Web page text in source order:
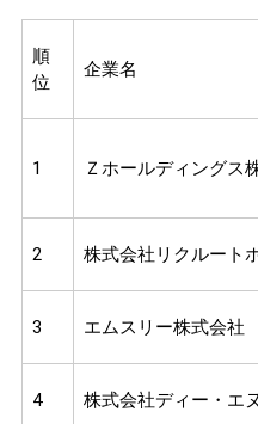
順
位
企業名
1 Ｚホールディングス
2 株式会社リクルート
3 エムスリー株式会社
4 株式会社ディー・エ